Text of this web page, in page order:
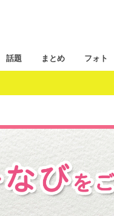
話題 まとめ フォト